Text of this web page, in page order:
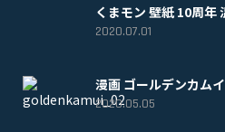
くまモン 壁紙 10周年
2020.07.01
漫画 ゴールデンカム
2020.05.05